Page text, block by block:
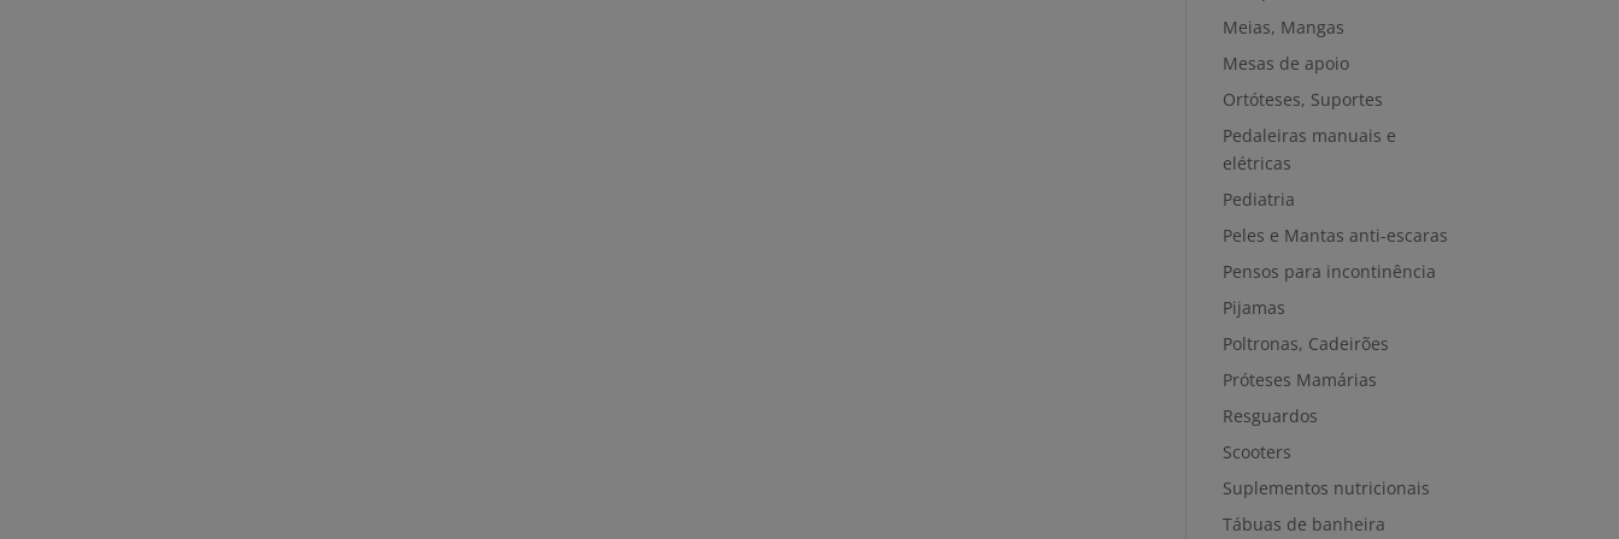
Meias, Mangas
Mesas de apoio
Ortóteses, Suportes
Pedaleiras manuais e
elétricas
Pediatria
Peles e Mantas anti-escaras
Pensos para incontinência
Pijamas
Poltronas, Cadeirões
Próteses Mamárias
Resguardos
Scooters
Suplementos nutricionais
Tábuas de banheira